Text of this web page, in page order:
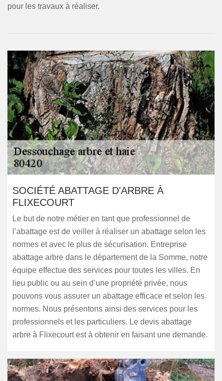
pour les travaux à réaliser.
SOCIÉTÉ ABATTAGE D'ARBRE À
FLIXECOURT
Le but de notre métier en tant que professionnel de
l’abattage est de veiller à réaliser un abattage selon les
normes et avec le plus de sécurisation. Entreprise
abattage arbre dans le département de la Somme, notre
équipe effectue des services pour toutes les villes. En
lieu public ou au sein d’une propriété privée, nous
pouvons vous assurer un abattage efficace et selon les
normes. Nous présentons ainsi des services pour les
professionnels et les particuliers. Le devis abattage
arbre à Flixecourt est à obtenir en faisant une demande.